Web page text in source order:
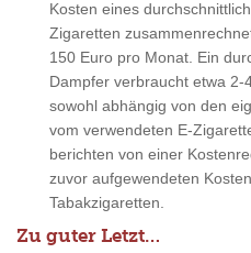
Kosten eines
Zigaretten
150 Euro pro Monat. Ein
Dampfer verbraucht etwa 2-
sowohl abhängig von den
vom verwendeten E-
berichten von einer
zuvor aufgewendeten
Tabakzigaretten.
Zu guter Letzt…